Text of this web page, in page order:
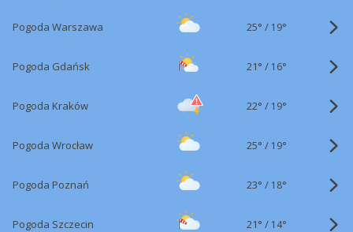
Pogoda Warszawa 25° / 19°
Pogoda Gdańsk 21° / 16°
Pogoda Kraków 22° / 19°
Pogoda Wrocław 25° / 19°
Pogoda Poznań 23° / 18°
Pogoda Szczecin 21° / 14°